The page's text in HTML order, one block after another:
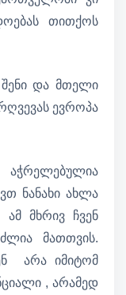
თითქოს
შენი და მთელი
ევროპა
ნანახი ახლა
ამ მხრივ ჩვენ
მათთვის.
არა იმიტომ
, არამედ